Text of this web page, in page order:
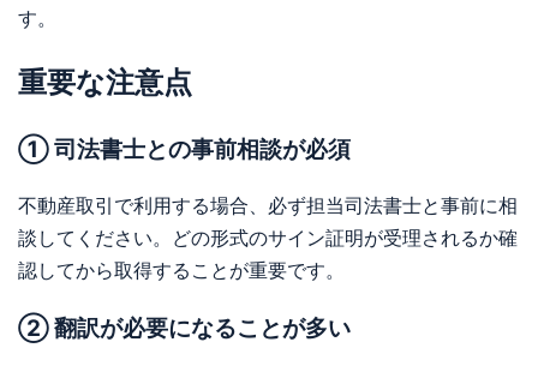
す。
重要な注意点
① 司法書士との事前相談が必須
不動産取引で利用する場合、必ず担当司法書士と事前に相
談してください。どの形式のサイン証明が受理されるか確
認してから取得することが重要です。
② 翻訳が必要になることが多い